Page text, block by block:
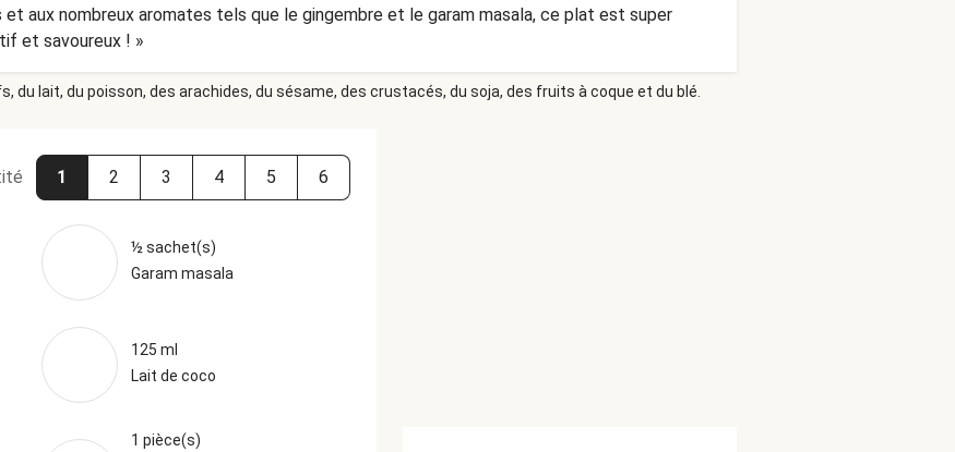
aux nombreux aromates tels que le gingembre et le garam masala, ce plat est super
et savoureux ! »
du lait, du poisson, des arachides, du sésame, des crustacés, du soja, des fruits à coque et du blé.
1 2 3 4 5 6
½ sachet(s)
Garam masala
125 ml
Lait de coco
1 pièce(s)